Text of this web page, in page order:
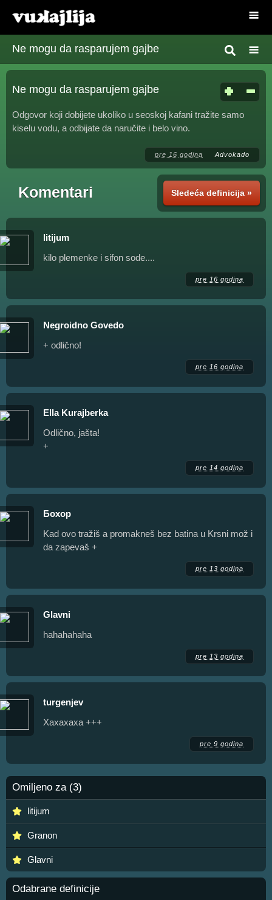
Ne mogu da rasparujem gajbe
Ne mogu da rasparujem gajbe
Odgovor koji dobijete ukoliko u seoskoj kafani tražite samo
kiselu vodu, a odbijate da naručite i belo vino.
pre 16 godina Advokado
Sledeća definicija »
Komentari
litijum
kilo plemenke i sifon sode....
pre 16 godina
Negroidno Govedo
+ odlično!
pre 16 godina
Ella Kurajberka
Odlično, jašta!
+
pre 14 godina
Бохор
Kad ovo tražiš a promakneš bez batina u Krsni mož i
da zapevaš +
pre 13 godina
Glavni
hahahahaha
pre 13 godina
turgenjev
Хахахаха +++
pre 9 godina
Omiljeno za (3)
litijum
Granon
Glavni
Odabrane definicije